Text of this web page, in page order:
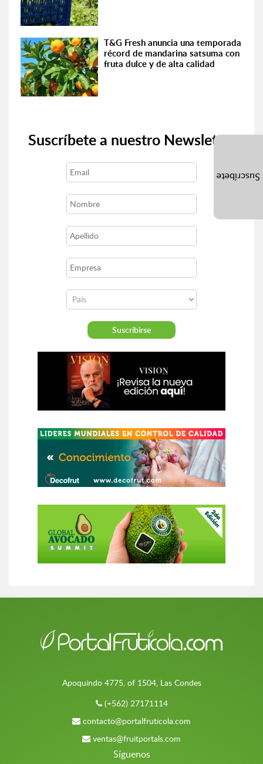
T&G Fresh anuncia una temporada
récord de mandarina satsuma con
fruta dulce y de alta calidad
Suscríbete a nuestro Newsletter
Apoquindo 4775, of 1504, Las Condes
(+562) 27171114
contacto@portalfruticola.com
ventas@fruitportals.com
Síguenos
Suscríbete